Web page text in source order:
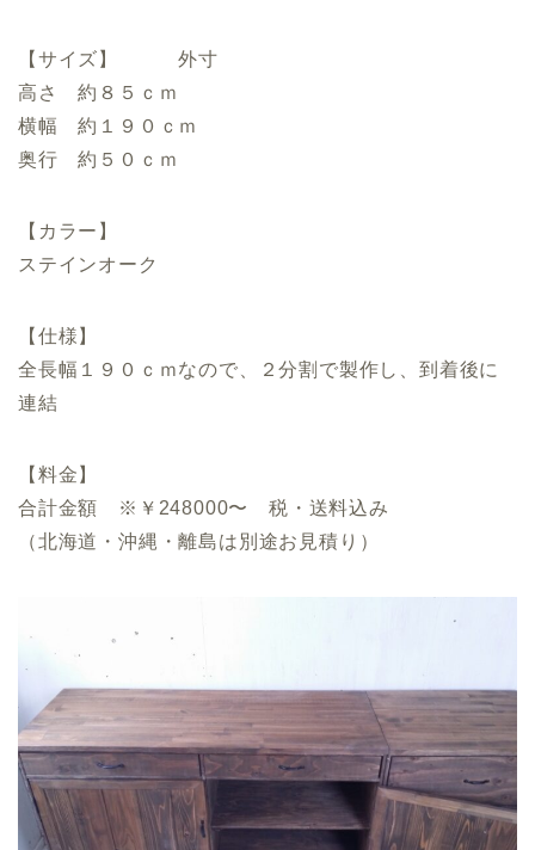
【サイズ】 外寸
高さ 約８５ｃｍ
横幅 約１９０ｃｍ
奥行 約５０ｃｍ
【カラー】
ステインオーク
【仕様】
全長幅１９０ｃｍなので、２分割で製作し、到着後に
連結
【料金】
合計金額 ※￥248000〜 税・送料込み
（北海道・沖縄・離島は別途お見積り）